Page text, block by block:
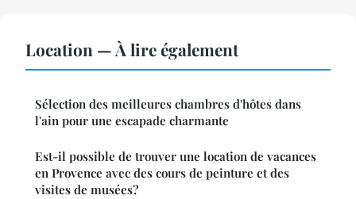
Location — À lire également
Sélection des meilleures chambres d'hôtes dans
l'ain pour une escapade charmante
Est-il possible de trouver une location de vacances
en Provence avec des cours de peinture et des
visites de musées?